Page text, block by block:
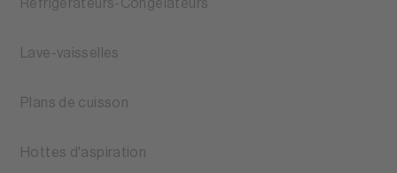
Réfrigérateurs-Congélateurs
Lave-vaisselles
Plans de cuisson
Hottes d'aspiration